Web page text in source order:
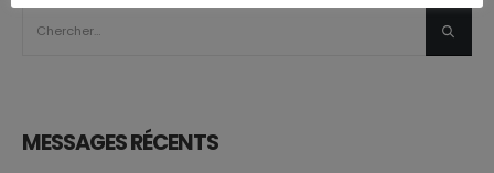
MESSAGES RÉCENTS